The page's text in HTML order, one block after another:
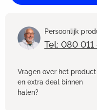
Persoonlijk
Tel: 080 011
Vragen over het product
en extra deal binnen
halen?